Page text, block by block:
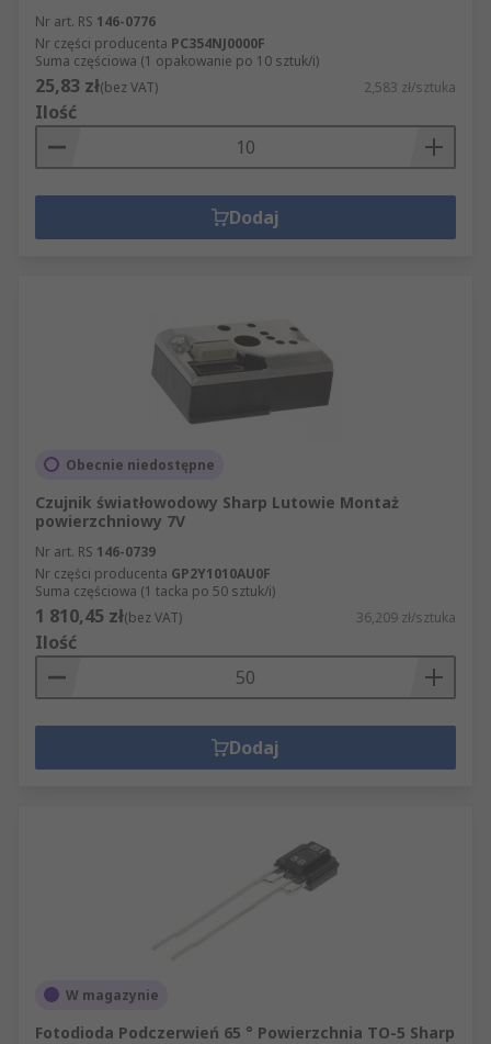
Nr art. RS 146-0776
Nr części producenta PC354NJ0000F
Suma częściowa (1 opakowanie po 10 sztuk/i)
25,83 zł(bez VAT) 2,583 zł/sztuka
Ilość
Dodaj
Obecnie niedostępne
Czujnik światłowodowy Sharp Lutowie Montaż
powierzchniowy 7V
Nr art. RS 146-0739
Nr części producenta GP2Y1010AU0F
Suma częściowa (1 tacka po 50 sztuk/i)
1 810,45 zł(bez VAT) 36,209 zł/sztuka
Ilość
Dodaj
W magazynie
Fotodioda Podczerwień 65 ° Powierzchnia TO-5 Sharp